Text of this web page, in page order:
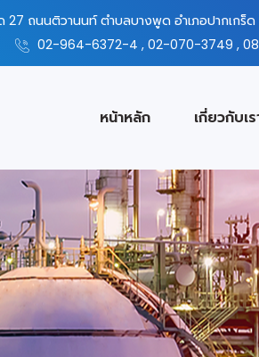
ถนนติวานนท์ ตำบลบางพูด อำเภอปากเกร็ด
02-964-6372-4 , 02-070-3749 ,
หน้าหลัก เกี่ยวกับเร